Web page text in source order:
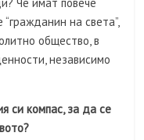
на света”,
общество, в
независимо
си компас, за да се